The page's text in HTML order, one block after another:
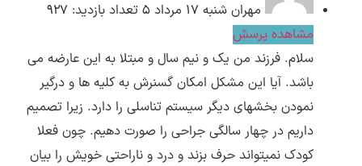
مهران شنبه ۱۷ مرداد ۵
تعداد بازدید: 927
مشاهده پرسش
سلام. فرزند من یک و نیم سال و مبتلا به این عارضه می
باشد. آیا این مشکل امکان گسنرش به کلیه ها و درگیر
نمودن بخشهای دیگر سیستم تناسلی را دارد. زیرا تصمیم
داریم در چهار سالگی جراحی را صورت دهیم. چون فعلا
کودک نمیتواند حرف بزند و درد و ناراحتی خویش را بیان